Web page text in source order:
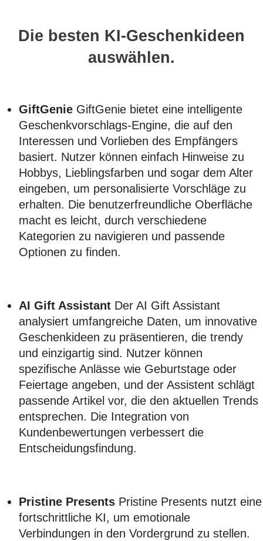
Die besten KI-Geschenkideen
auswählen.
GiftGenie GiftGenie bietet eine intelligente
Geschenkvorschlags-Engine, die auf den
Interessen und Vorlieben des Empfängers
basiert. Nutzer können einfach Hinweise zu
Hobbys, Lieblingsfarben und sogar dem Alter
eingeben, um personalisierte Vorschläge zu
erhalten. Die benutzerfreundliche Oberfläche
macht es leicht, durch verschiedene
Kategorien zu navigieren und passende
Optionen zu finden.
AI Gift Assistant Der AI Gift Assistant
analysiert umfangreiche Daten, um innovative
Geschenkideen zu präsentieren, die trendy
und einzigartig sind. Nutzer können
spezifische Anlässe wie Geburtstage oder
Feiertage angeben, und der Assistent schlägt
passende Artikel vor, die den aktuellen Trends
entsprechen. Die Integration von
Kundenbewertungen verbessert die
Entscheidungsfindung.
Pristine Presents Pristine Presents nutzt eine
fortschrittliche KI, um emotionale
Verbindungen in den Vordergrund zu stellen.